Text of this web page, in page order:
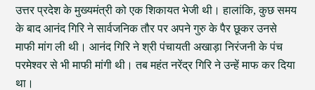
उत्तर प्रदेश के मुख्यमंत्री को एक शिकायत भेजी थी। हालांकि, कुछ समय
के बाद आनंद गिरि ने सार्वजनिक तौर पर अपने गुरु के पैर छूकर उनसे
माफी मांग ली थी। आनंद गिरि ने श्री पंचायती अखाड़ा निरंजनी के पंच
परमेश्वर से भी माफी मांगी थी। तब महंत नरेंद्र गिरि ने उन्हें माफ कर दिया
था।